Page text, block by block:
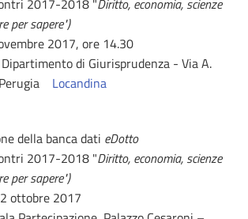
2017-2018 "Diritto, economia, scienze
per sapere")
2017, ore 14.30
di Giurisprudenza - Via A.
Locandina
della banca dati eDotto
2017-2018 "Diritto, economia, scienze
per sapere")
ottobre 2017